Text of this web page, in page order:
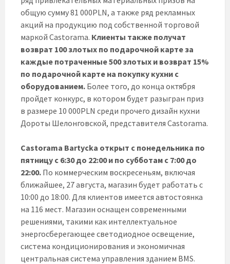
общую сумму 81 000PLN, а также ряд рекламных
акций на продукцию под собственной торговой
маркой Castorama. Клиенты также получат
возврат 100 злотых по подарочной карте за
каждые потраченные 500 злотых и возврат 15%
по подарочной карте на покупку кухни с
оборудованием. Более того, до конца октября
пройдет конкурс, в котором будет разыгран приз
в размере 10 000PLN среди прочего дизайн кухни
Дороты Шелонговской, представителя Castorama.
Castorama Bartycka открыт с понедельника по
пятницу с 6:30 до 22:00 и по субботам с 7:00 до
22:00. По коммерческим воскресеньям, включая
ближайшее, 27 августа, магазин будет работать с
10:00 до 18:00. Для клиентов имеется автостоянка
на 116 мест. Магазин оснащен современными
решениями, такими как интеллектуальное
энергосберегающее светодиодное освещение,
система кондиционирования и экономичная
центральная система управления зданием BMS.